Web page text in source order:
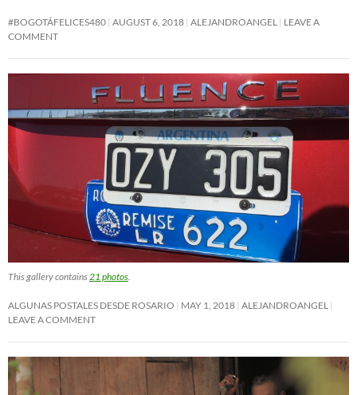
#BOGOTÁFELICES480 AUGUST 6, 2018 ALEJANDROANGEL
LEAVE A
COMMENT
This gallery contains 21 photos
ALGUNAS POSTALES DESDE ROSARIO MAY 1, 2018 ALEJANDROANGEL
LEAVE A COMMENT